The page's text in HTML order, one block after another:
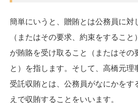
簡単にいうと、贈賄とは公務員に対
（またはその要求、約束をすること
が賄賂を受け取ること（またはその
と）を指します。そして、高橋元理
受託収賄とは、公務員がなにかをす
えで収賄することをいいます。